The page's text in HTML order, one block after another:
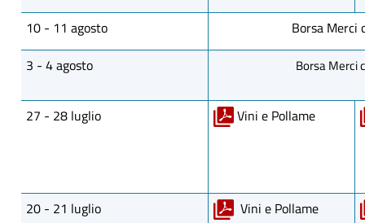
10 - 11 agosto
Borsa Merci
3 - 4 agosto
Borsa Merci
27 - 28 luglio Vini e Pollame
20 - 21 luglio Vini e Pollame